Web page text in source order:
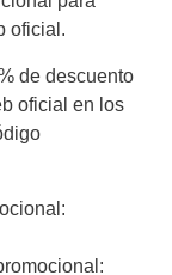
oficial.
de descuento
oficial en los